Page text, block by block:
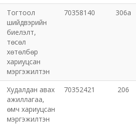
Тогтоол
шийдвэрийн
биелэлт,
төсөл
хөтөлбөр
хариуцсан
мэргэжилтэн
70358140 306а
Худалдан авах
ажиллагаа,
өмч хариуцсан
мэргэжилтэн
70352421 206